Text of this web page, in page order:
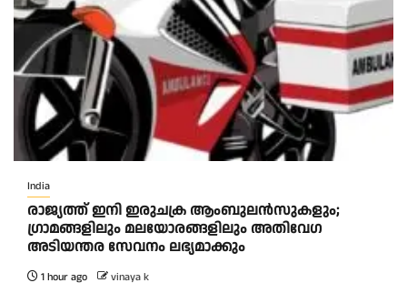
India
രാജ്യത്ത് ഇനി ഇരുചക്ര ആംബുലന്‍സുകളും;
ഗ്രാമങ്ങളിലും മലയോരങ്ങളിലും അതിവേഗ
അടിയന്തര സേവനം ലഭ്യമാക്കും
1 hour ago vinaya k